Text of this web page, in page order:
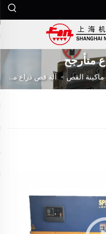
متأرجح
ماكينة القص >آلة قص ذراع متأرجح